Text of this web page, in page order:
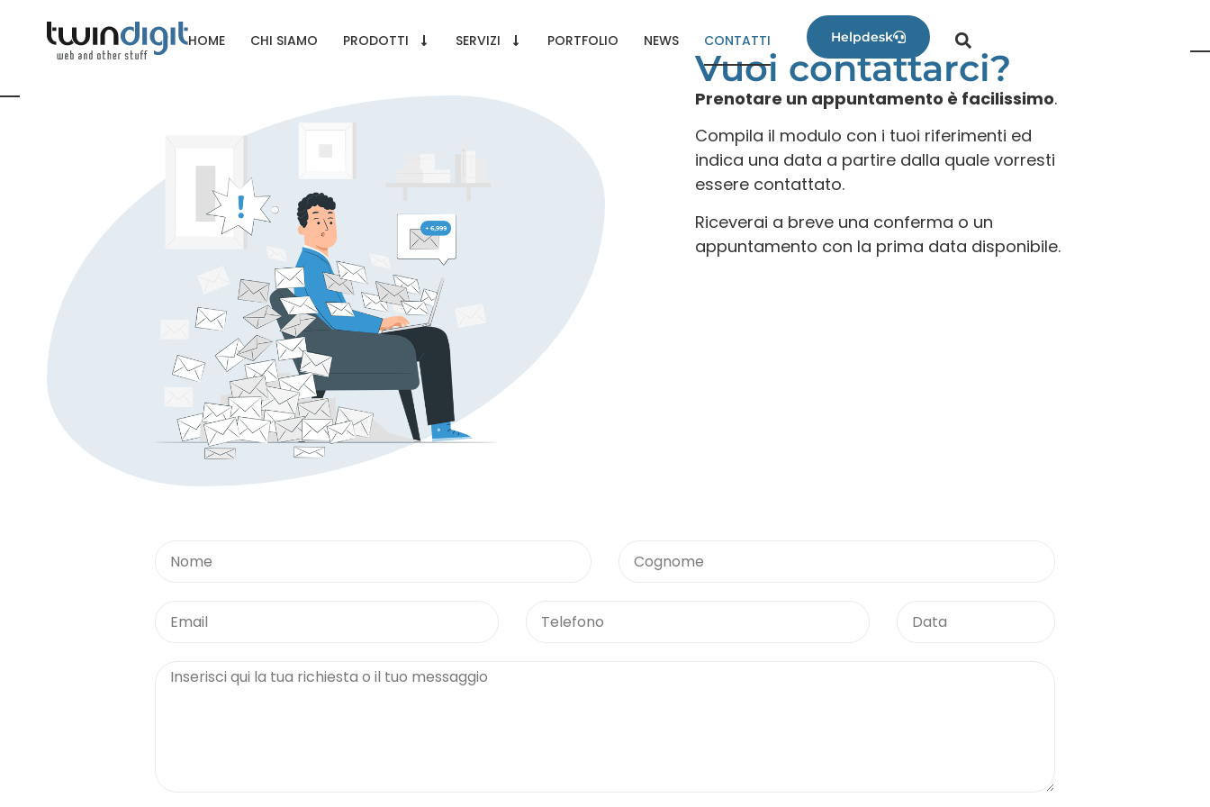
HOME CHI SIAMO PRODOTTI SERVIZI PORTFOLIO NEWS CONTATTI Helpdesk
Vuoi contattarci?
Prenotare un appuntamento è facilissimo.
Compila il modulo con i tuoi riferimenti ed
indica una data a partire dalla quale vorresti
essere contattato.
Riceverai a breve una conferma o un
appuntamento con la prima data disponibile.